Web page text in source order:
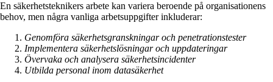
En säkerhetsteknikers arbete kan variera beroende på organisationens
behov, men några vanliga arbetsuppgifter inkluderar:
Genomföra säkerhetsgranskningar och penetrationstester
Implementera säkerhetslösningar och uppdateringar
Övervaka och analysera säkerhetsincidenter
Utbilda personal inom datasäkerhet